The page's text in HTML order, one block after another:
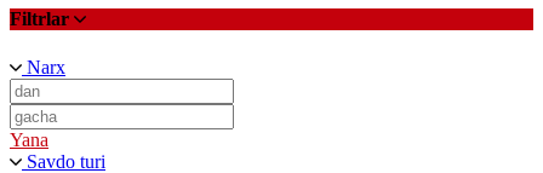
Filtrlar
Narx
Yana
Savdo turi